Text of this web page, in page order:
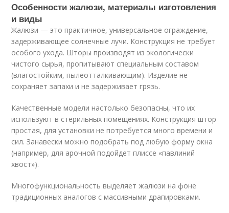
Особенности жалюзи, материалы изготовления
и виды
Жалюзи — это практичное, универсальное ограждение,
задерживающее солнечные лучи. Конструкция не требует
особого ухода. Шторы производят из экологически
чистого сырья, пропитывают специальным составом
(влагостойким, пылеотталкивающим). Изделие не
сохраняет запахи и не задерживает грязь.
Качественные модели настолько безопасны, что их
используют в стерильных помещениях. Конструкция штор
простая, для установки не потребуется много времени и
сил. Занавески можно подобрать под любую форму окна
(например, для арочной подойдет плиссе «павлиний
хвост»).
Многофункциональность выделяет жалюзи на фоне
традиционных аналогов с массивными драпировками.